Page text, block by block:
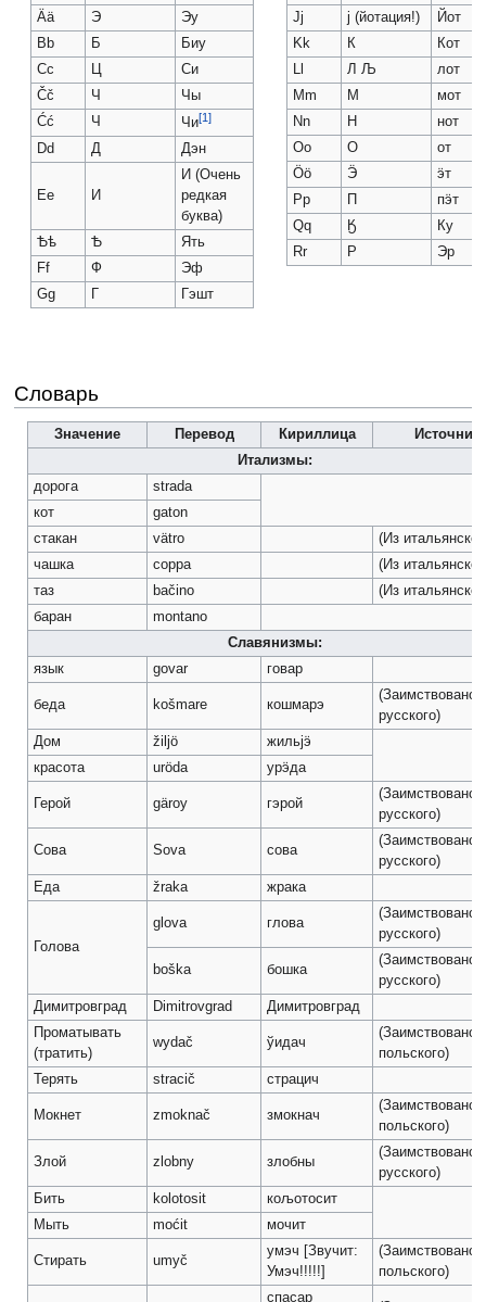
Ää
Э
Эу
Bb
Б
Биy
Cc
Си
Čč
Ч
Чы
Ćć
Ч Чи[1]
Dd Д Дэн
Ee И
И (Очень
редкая
буква)
Ѣѣ
Ѣ
Ять
Ff
Ф
Эф
Gg
Г Гэшт
Jj
j (йотация!)
Йот
Kk
К
Кот
Л Љ
лот
Mm
М
мот
Nn
Н
нот
Oo
О
от
Öö
Ӭ
ӭт
Pp
П
пӭт
Qq
Ӄ
Ку
Rr
Р Эр
Словарь
Значение Перевод Кириллица
Источник
Итализмы:
дорога
strada
кот
gaton
стакан
vätro
(Из
чашка
coppa
(Из
таз
bačino
(Из
баран
montano
Славянизмы:
язык
govar говар
беда košmare кошмарэ
(Заимствовано
русского)
Дом
žiljö
жильjӭ
красота
uröda урӭда
Герой gäroy гэрой
(Заимствовано
русского)
Сова Sova сова
(Заимствовано
русского)
Еда
žraka жрака
Голова
glova глова
(Заимствовано
русского)
boška бошка
(Заимствовано
русского)
Димитровград
Dimitrovgrad
Димитровград
Проматывать
(тратить)
wydač ўидач
(Заимствовано
польского)
Терять
stracič страцич
Мокнет zmoknač змокнач
(Заимствовано
польского)
Злой zlobny злобны
(Заимствовано
русского)
Бить
kolotosit
кољотосит
Мыть
moćit мочит
Стирать umyč
умэч [Звучит:
Умэч!!!!!]
(Заимствовано
польского)
спасар